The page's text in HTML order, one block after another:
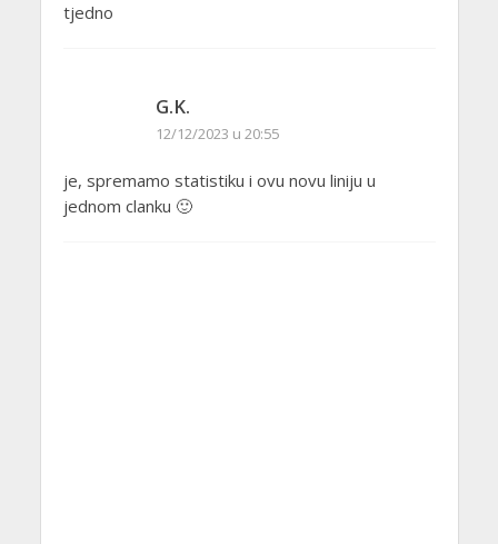
tjedno
G.K.
12/12/2023 u 20:55
je, spremamo statistiku i ovu novu liniju u
jednom clanku 🙂